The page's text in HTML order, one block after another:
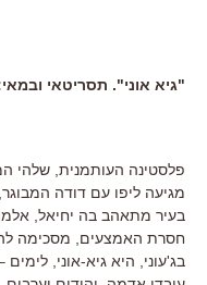
"גיא אוני". תסריטאי ובמאי:
מגיעה ליפו עם דודה
בעיר מתאהב בה יחיאל,
חסרת האמצעים, מסכימה
בג'עוני, היא גיא-אוני,